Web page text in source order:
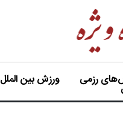
رزمی ورزش بین الملل